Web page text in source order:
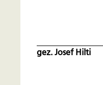
gez. Josef Hilti